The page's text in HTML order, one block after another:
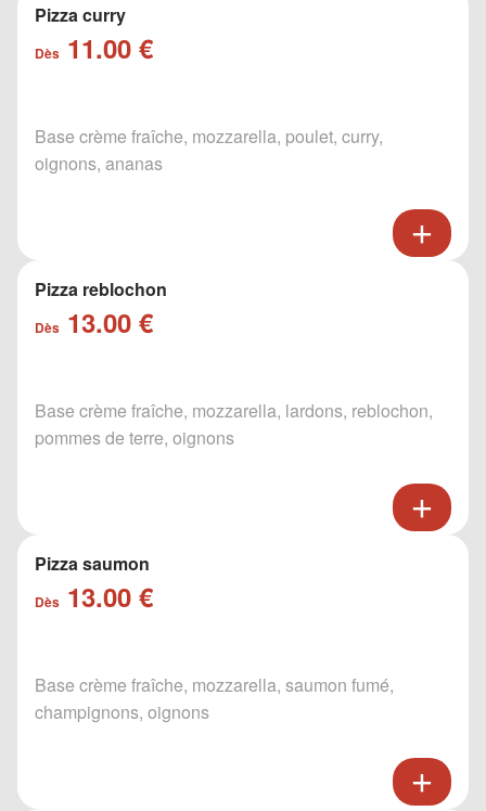
Pizza curry
Dès 11.00 €
Base crème fraîche, mozzarella, poulet, curry,
oignons, ananas
Pizza reblochon
Dès 13.00 €
Base crème fraîche, mozzarella, lardons, reblochon,
pommes de terre, oignons
Pizza saumon
Dès 13.00 €
Base crème fraîche, mozzarella, saumon fumé,
champignons, oignons